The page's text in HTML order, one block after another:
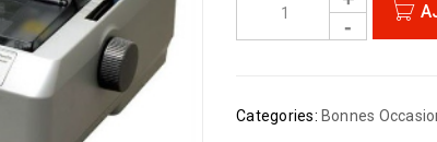
Categories: Bonnes